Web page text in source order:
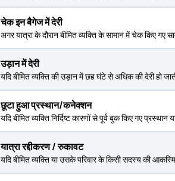
चेक इन बैगेज में देरी
अगर यात्रा के दौरान बीमित व्यक्ति के सामान में चेक किए
उड़ान में देरी
यदि बीमित व्यक्ति की उड़ान में छह घंटे से अधिक की देरी हो
छूटा हुआ प्रस्थान/कनेक्शन
यदि बीमित व्यक्ति निर्दिष्ट कारणों से पूर्व बुक किए गए
यात्रा रद्दीकरण / रुकावट
यदि बीमित व्यक्ति या उसके परिवार के किसी सदस्य की आकस्मिक